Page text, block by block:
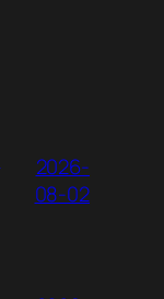
2026-
08-02